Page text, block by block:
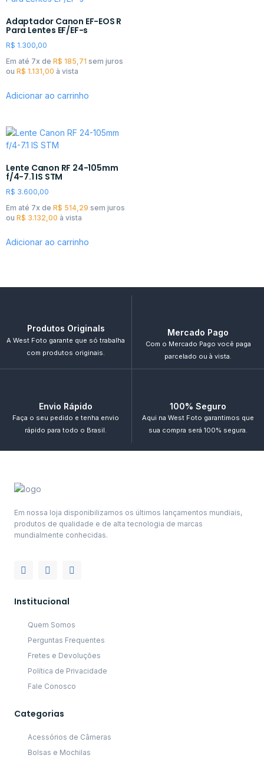
Adaptador Canon EF-EOS R
Para Lentes EF/EF-s
R$ 1.300,00
Em até 7x de R$ 185,71 sem juros
ou R$ 1.131,00 à vista
Adicionar ao carrinho
Lente Canon RF 24-105mm
f/4-7.1 IS STM
R$ 3.600,00
Em até 7x de R$ 514,29 sem juros
ou R$ 3.132,00 à vista
Adicionar ao carrinho
Produtos Originals
A West Foto garante que só trabalha
com produtos originais.
Mercado Pago
Com o Mercado Pago você paga
parcelado ou à vista.
Envio Rápido
Faça o seu pedido e tenha envio
rápido para todo o Brasil.
100% Seguro
Aqui na West Foto garantimos que
sua compra será 100% segura.
Em nossa loja disponibilizamos os últimos lançamentos mundiais,
produtos de qualidade e de alta tecnologia de marcas
mundialmente conhecidas.
Institucional
Quem Somos
Perguntas Frequentes
Fretes e Devoluções
Política de Privacidade
Fale Conosco
Categorias
Acessórios de Câmeras
Bolsas e Mochilas